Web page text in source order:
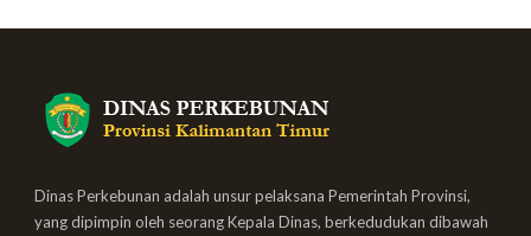
Dinas Perkebunan adalah unsur pelaksana Pemerintah Provinsi,
yang dipimpin oleh seorang Kepala Dinas, berkedudukan dibawah